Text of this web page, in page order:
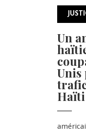
Un
Unis
Haïti